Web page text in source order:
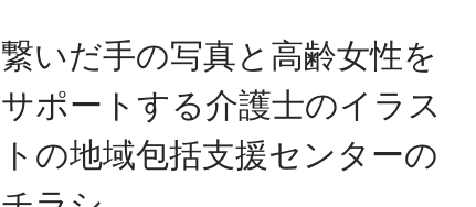
繋いだ手の写真と高齢女性を
サポートする介護士のイラス
トの地域包括支援センターの